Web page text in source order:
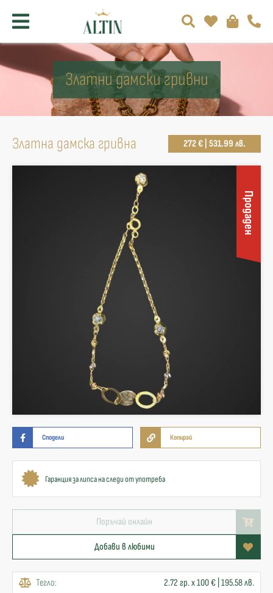
Златни дамски гривни
Златна дамска гривна 272 € | 531.99 лв.
Продаден
Сподели Копирай
Гаранция за липса на следи от употреба
Поръчай онлайн
Добави в любими
Тегло:
2.72 гр. x 100 € | 195.58 лв.